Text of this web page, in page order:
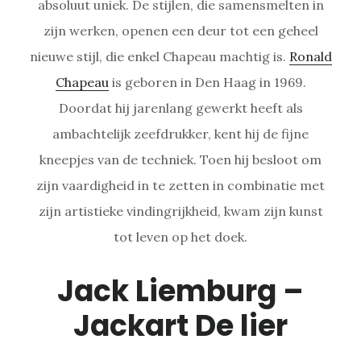
absoluut uniek. De stijlen, die samensmelten in
zijn werken, openen een deur tot een geheel
nieuwe stijl, die enkel Chapeau machtig is. Ronald
Chapeau is geboren in Den Haag in 1969.
Doordat hij jarenlang gewerkt heeft als
ambachtelijk zeefdrukker, kent hij de fijne
kneepjes van de techniek. Toen hij besloot om
zijn vaardigheid in te zetten in combinatie met
zijn artistieke vindingrijkheid, kwam zijn kunst
tot leven op het doek.
Jack Liemburg –
Jackart De lier